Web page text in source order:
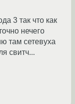
3 так что как
нечего
там сетевуха
свитч...